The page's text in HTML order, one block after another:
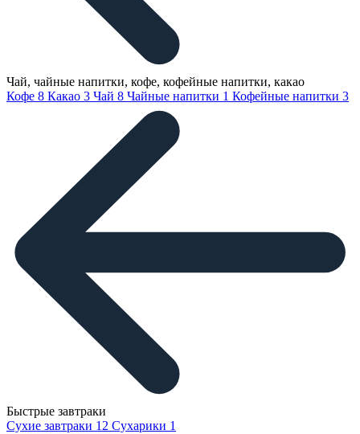
Чай, чайные напитки, кофе, кофейные напитки, какао
Кофе 8 Какао 3 Чай 8 Чайные напитки 1 Кофейные напитки 3
Быстрые завтраки
Сухие завтраки 12 Сухарики 1